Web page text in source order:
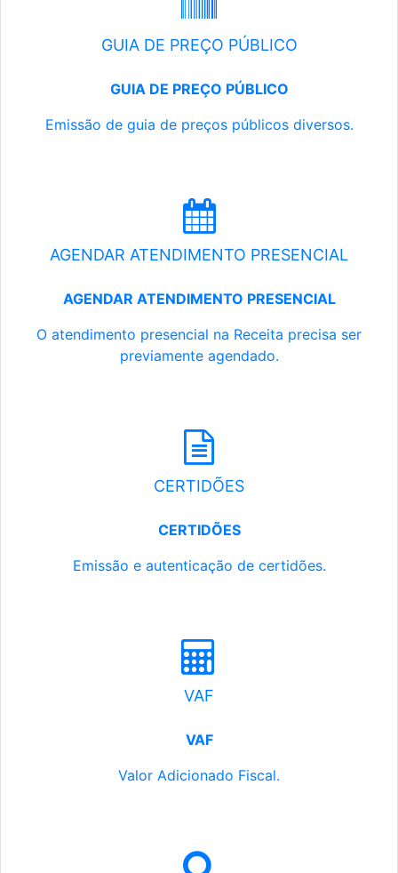
GUIA DE PREÇO PÚBLICO
GUIA DE PREÇO PÚBLICO
Emissão de guia de preços públicos diversos.
AGENDAR ATENDIMENTO PRESENCIAL
AGENDAR ATENDIMENTO PRESENCIAL
O atendimento presencial na Receita precisa ser
previamente agendado.
CERTIDÕES
CERTIDÕES
Emissão e autenticação de certidões.
VAF
VAF
Valor Adicionado Fiscal.